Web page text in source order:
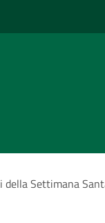
Settimana